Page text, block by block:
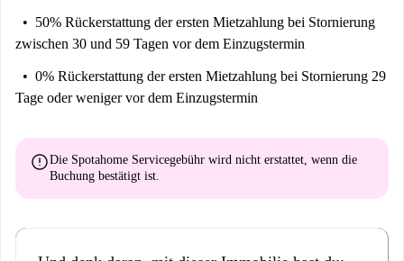
Die Wohnung liegt im 4. Obergeschoss und überzeugt durch eine
großzügige Raumaufteilung, hochwertige Möblierung sowie eine helle,
bietet zusätzlichen Raum zur Erholung.
auch für längere Aufenthalte.
Das Schlafzimmer bietet durch zwei Fenster eine angenehme
Badewanne und separate Dusche mit Echtglasabtrennung, ergänzt durch
50% Rückerstattung der ersten Mietzahlung bei Stornierung
zwischen 30 und 59 Tagen vor dem Einzugstermin
0% Rückerstattung der ersten Mietzahlung bei Stornierung 29
Tage oder weniger vor dem Einzugstermin
errorDie Spotahome Servicegebühr wird nicht erstattet, wenn die
Buchung bestätigt ist.